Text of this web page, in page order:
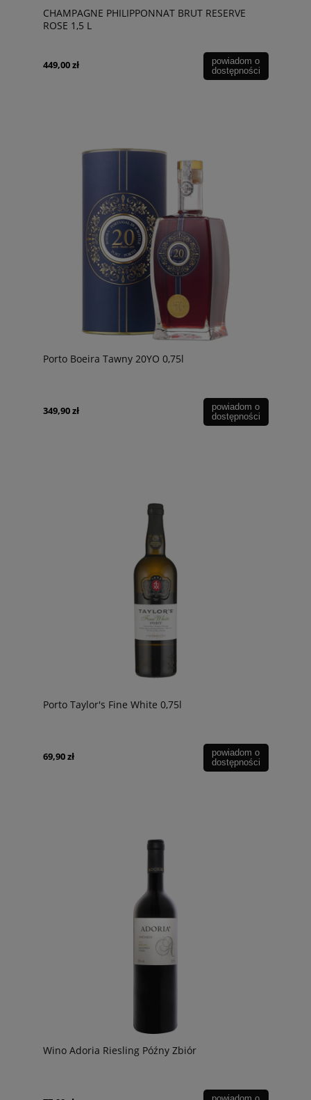
CHAMPAGNE PHILIPPONNAT BRUT RESERVE
ROSE 1,5 L
449,00 zł
powiadom o
dostępności
Porto Boeira Tawny 20YO 0,75l
349,90 zł
powiadom o
dostępności
Porto Taylor's Fine White 0,75l
69,90 zł
powiadom o
dostępności
Wino Adoria Riesling Późny Zbiór